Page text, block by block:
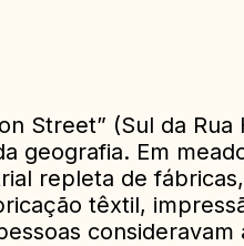
Street” (Sul da Rua
geografia. Em
repleta de
têxtil,
consideravam